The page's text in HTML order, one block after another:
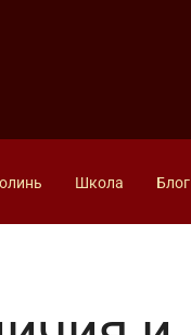
Школа Блог